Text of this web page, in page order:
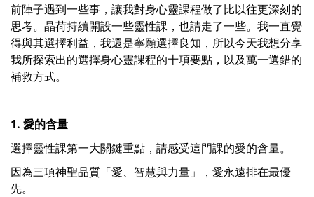
前陣子遇到一些事，讓我對身心靈課程做了比以往更深刻的
思考。晶荷持續開設一些靈性課，也請走了一些。我一直覺
得與其選擇利益，我還是寧願選擇良知，所以今天我想分享
我所探索出的選擇身心靈課程的十項要點，以及萬一選錯的
補救方式。
1. 愛的含量
選擇靈性課第一大關鍵重點，請感受這門課的愛的含量。
因為三項神聖品質「愛、智慧與力量」，愛永遠排在最優
先。